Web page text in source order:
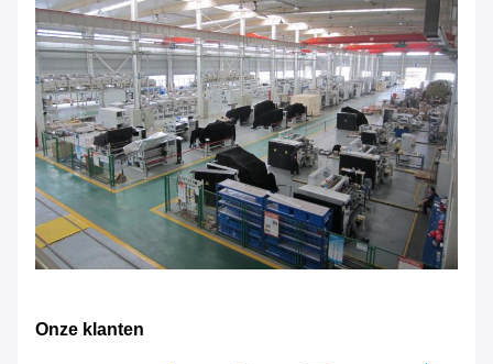
Onze klanten